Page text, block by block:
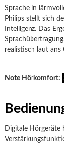
Sprache in
Philips stellt sich
Intelligenz. Das
realistisch laut ans
Note Hörkomfort:
Digitale Hörgeräte